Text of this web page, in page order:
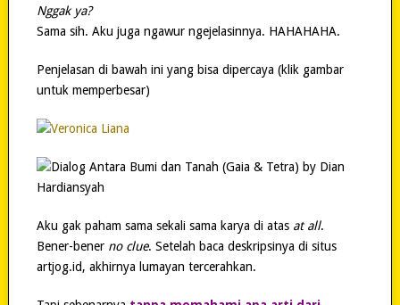
Nggak ya?
Sama sih. Aku juga ngawur ngejelasinnya. HAHAHAHA.
Penjelasan di bawah ini yang bisa dipercaya (klik gambar
untuk memperbesar)
Aku gak paham sama sekali sama karya di atas at all.
Bener-bener no clue. Setelah baca deskripsinya di situs
artjog.id, akhirnya lumayan tercerahkan.